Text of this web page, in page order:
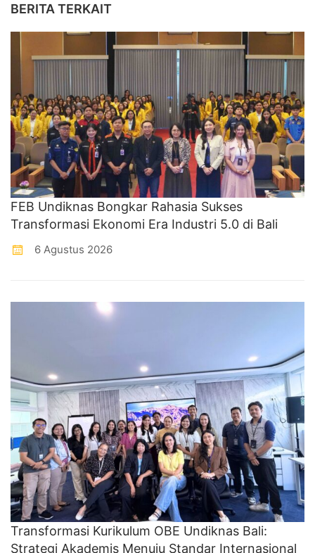
BERITA TERKAIT
FEB Undiknas Bongkar Rahasia Sukses
Transformasi Ekonomi Era Industri 5.0 di Bali
6 Agustus 2026
Transformasi Kurikulum OBE Undiknas Bali:
Strategi Akademis Menuju Standar Internasional